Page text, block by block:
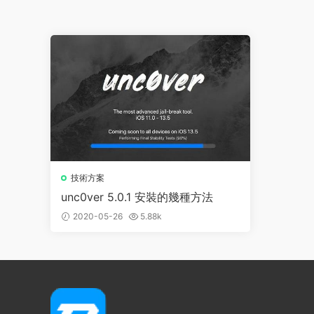
技術方案
unc0ver 5.0.1 安裝的幾種方法
2020-05-26 5.88k